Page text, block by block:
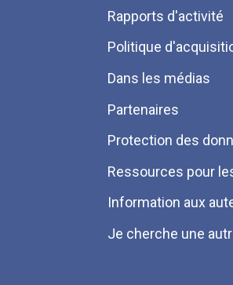
Pied
de
page
Rapports d'activité
Politique
Dans les médias
Partenaires
Protection des
Ressources pour
Information aux
Je cherche une